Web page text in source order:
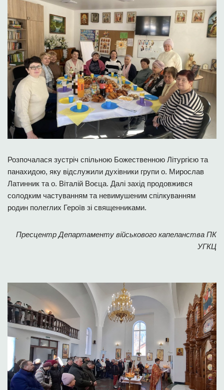
Розпочалася зустріч спільною Божественною Літургією та
панахидою, яку відслужили духівники групи о. Мирослав
Латинник та о. Віталій Воєца. Далі захід продовжився
солодким частуванням та невимушеним спілкуванням
родин полеглих Героїв зі священниками.
Пресцентр Департаменту військового капеланства ПК
УГКЦ